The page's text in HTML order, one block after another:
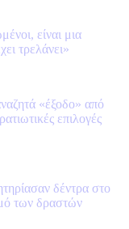
είναι μια
τρελάνει»
«έξοδο» από
επιλογές
δέντρα στο
των δραστών